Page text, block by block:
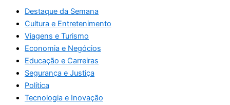
Destaque da Semana
Cultura e Entretenimento
Viagens e Turismo
Economia e Negócios
Educação e Carreiras
Segurança e Justiça
Política
Tecnologia e Inovação